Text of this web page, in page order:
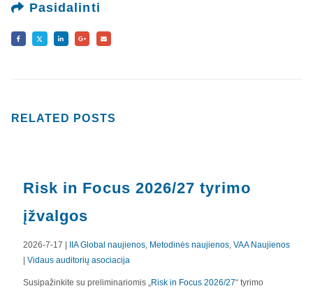
Pasidalinti
RELATED POSTS
COSO valdybų valdymo principai
aiškiai pabrėžia rizikos valdymo
ir vidaus audito svarbą.
asociacija